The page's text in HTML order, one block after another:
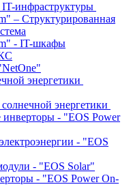
инфраструктуры
– Структурированная
- IT-шкафы
энергетики
энергетики
- "EOS Power
- "EOS
- "EOS Solar"
- "EOS Power On-